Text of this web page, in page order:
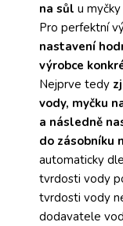
na sůl u
Pro perfektní
nastavení
výrobce
Nejprve tedy
vody, myčku
a následně
do zásobníku
automaticky
tvrdosti vody
tvrdosti vody
dodavatele